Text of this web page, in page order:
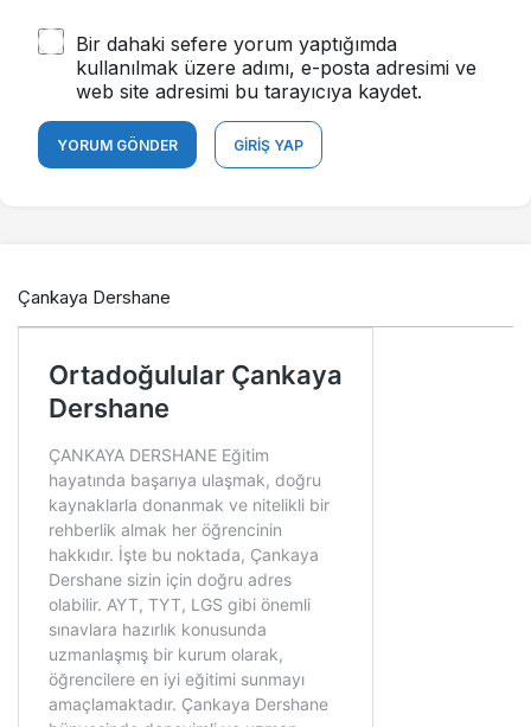
Bir dahaki sefere yorum yaptığımda
kullanılmak üzere adımı, e-posta adresimi ve
web site adresimi bu tarayıcıya kaydet.
YORUM GÖNDER GIRIŞ YAP
Çankaya Dershane